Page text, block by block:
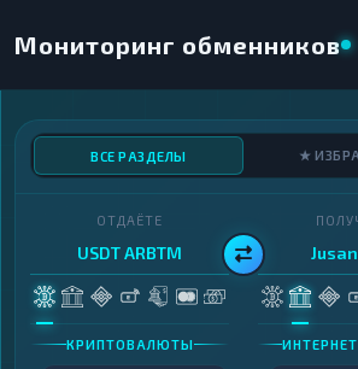
Мониторинг обменников
ВСЕ РАЗДЕЛЫ ★
ОТДАЁТЕ
USDT ARBTM
КРИПТОВАЛЮТЫ